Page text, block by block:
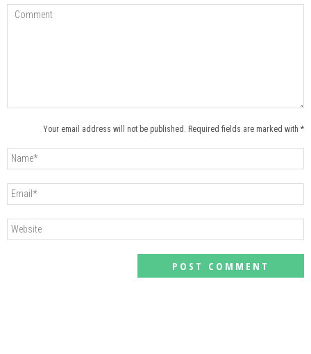
Your email address will not be published. Required fields are marked with *